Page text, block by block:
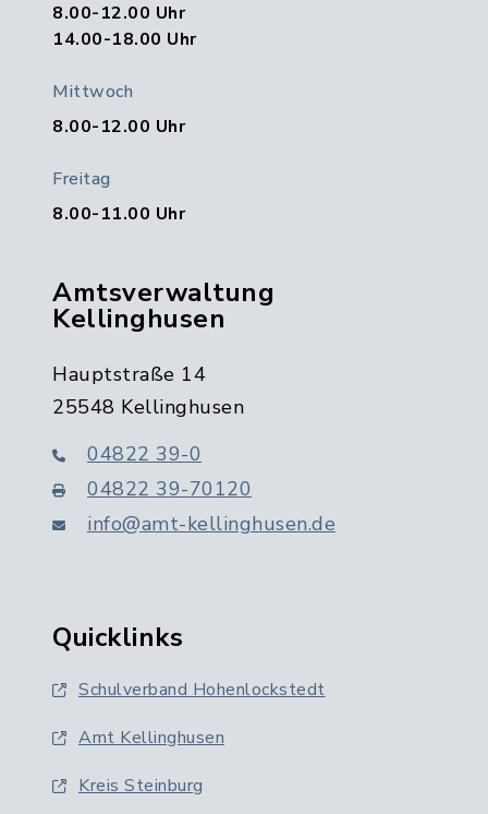
8.00-12.00 Uhr
14.00-18.00 Uhr
Mittwoch
8.00-12.00 Uhr
Freitag
8.00-11.00 Uhr
Amtsverwaltung
Kellinghusen
Hauptstraße 14
25548 Kellinghusen
04822 39-0
04822 39-70120
info@amt-kellinghusen.de
Quicklinks
Schulverband Hohenlockstedt
Amt Kellinghusen
Kreis Steinburg